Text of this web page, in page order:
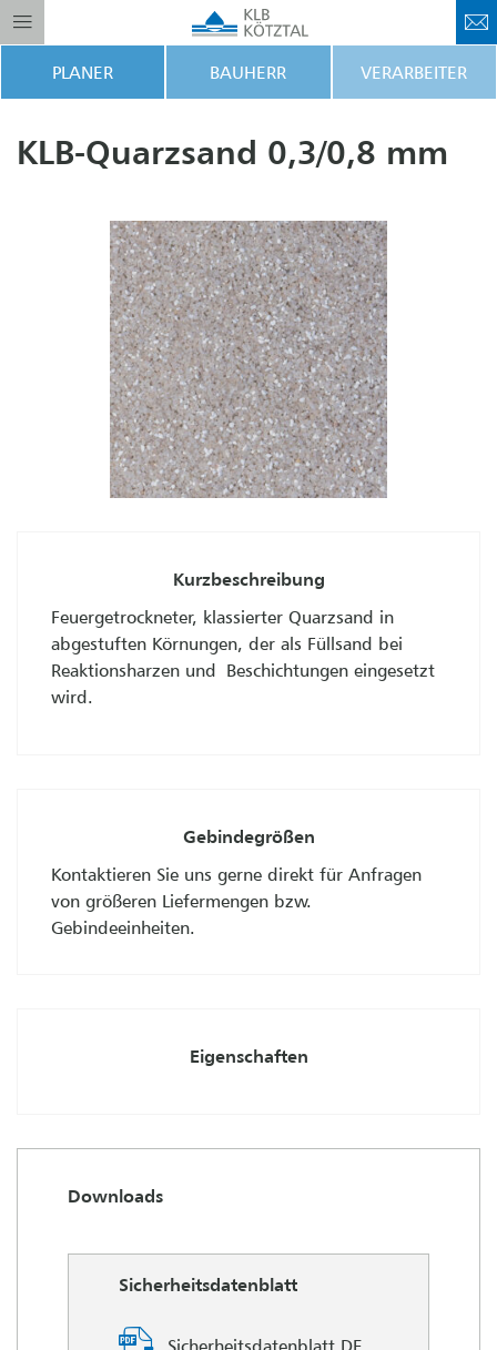
PLANER BAUHERR VERARBEITER
KLB-Quarzsand 0,3/0,8 mm
Kurzbeschreibung
Feuergetrockneter, klassierter Quarzsand in
abgestuften Körnungen, der als Füllsand bei
Reaktionsharzen und Beschichtungen eingesetzt
wird.
Gebindegrößen
Kontaktieren Sie uns gerne direkt für Anfragen
von größeren Liefermengen bzw.
Gebindeeinheiten.
Eigenschaften
Downloads
Sicherheitsdatenblatt